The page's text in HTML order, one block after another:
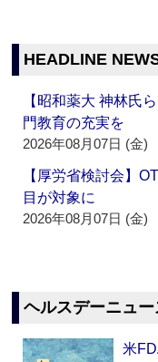
HEADLINE
【昭和薬大 神林氏
門教育の充実を
2026年08月07日 (金)
【厚労省検討会】
目が対象に
2026年08月07日 (金)
ヘルスデーニュー
米